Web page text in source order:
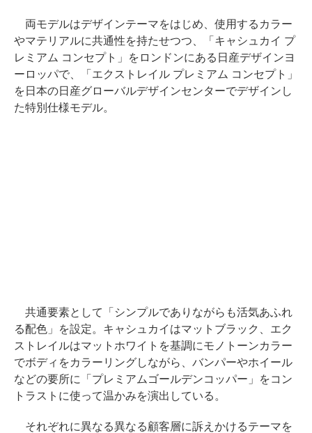
両モデルはデザインテーマをはじめ、使用するカラー
やマテリアルに共通性を持たせつつ、「キャシュカイ プ
レミアム コンセプト」をロンドンにある日産デザインヨ
ーロッパで、「エクストレイル プレミアム コンセプト」
を日本の日産グローバルデザインセンターでデザインし
た特別仕様モデル。
共通要素として「シンプルでありながらも活気あふれ
る配色」を設定。キャシュカイはマットブラック、エク
ストレイルはマットホワイトを基調にモノトーンカラー
でボディをカラーリングしながら、バンパーやホイール
などの要所に「プレミアムゴールデンコッパー」をコン
トラストに使って温かみを演出している。
それぞれに異なる異なる顧客層に訴えかけるテーマを